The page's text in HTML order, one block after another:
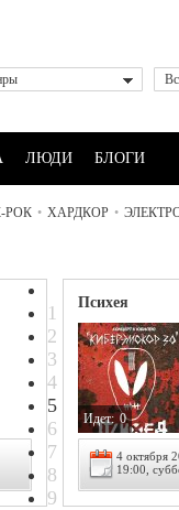
ЛЮДИ БЛОГИ
РОК • ХАРДКОР •
Психея
Идет: 0
4 октября
19:00,
1
2
3
4
5
6
7
8
9